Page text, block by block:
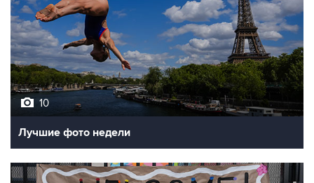
10
Лучшие фото недели